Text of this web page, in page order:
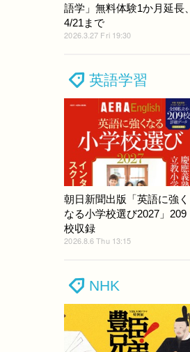
語学」無料体験1か月延長、
4/21まで
2026.3.27 Fri 19:30
英語学習
朝日新聞出版「英語に強く
なる小学校選び2027」209
校収録
2026.8.6 Thu 13:15
NHK